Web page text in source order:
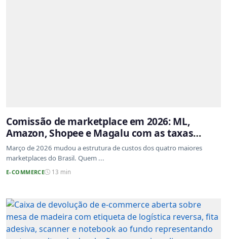
Comissão de marketplace em 2026: ML,
Amazon, Shopee e Magalu com as taxas
atualizadas
Março de 2026 mudou a estrutura de custos dos quatro maiores
marketplaces do Brasil. Quem ...
E-COMMERCE 13 min